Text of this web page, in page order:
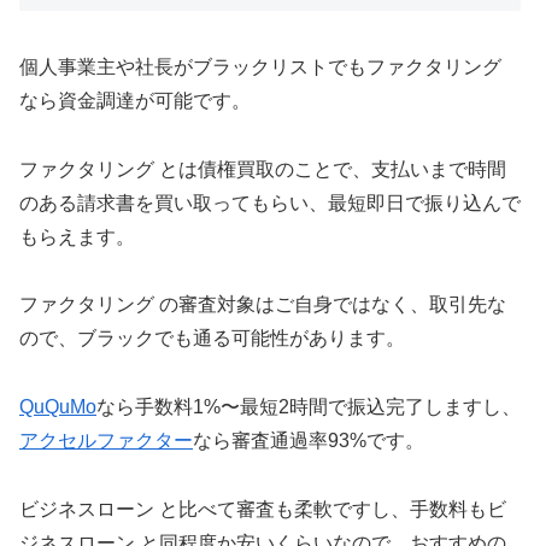
個人事業主や社長がブラックリストでもファクタリング
なら資金調達が可能です。
ファクタリング とは債権買取のことで、支払いまで時間
のある請求書を買い取ってもらい、最短即日で振り込んで
もらえます。
ファクタリング の審査対象はご自身ではなく、取引先な
ので、ブラックでも通る可能性があります。
QuQuMoなら手数料1%〜最短2時間で振込完了しますし、
アクセルファクターなら審査通過率93%です。
ビジネスローン と比べて審査も柔軟ですし、手数料もビ